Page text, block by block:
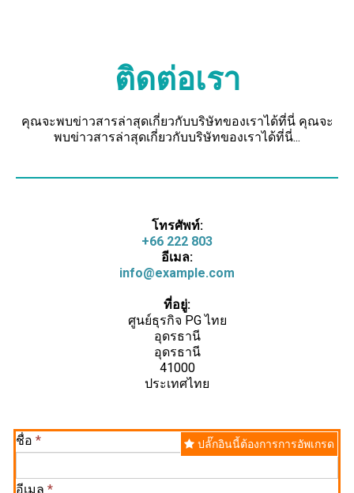
ติดต่อเรา
คุณจะพบข่าวสารล่าสุดเกี่ยวกับบริษัทของเราได้ที่นี่ คุณจะ
พบข่าวสารล่าสุดเกี่ยวกับบริษัทของเราได้ที่นี่...
โทรศัพท์:
+66 222 803
อีเมล:
info@example.com
ที่อยู่:
ศูนย์ธุรกิจ PG ไทย
อุดรธานี
อุดรธานี
41000
ประเทศไทย
ปลั๊กอินนี้ต้องการการอัพเกรด
ชื่อ *
อีเมล *